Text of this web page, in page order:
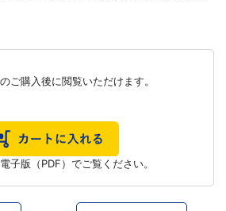
ご購入後に閲覧いただけます。
電子版（PDF） でご覧ください。